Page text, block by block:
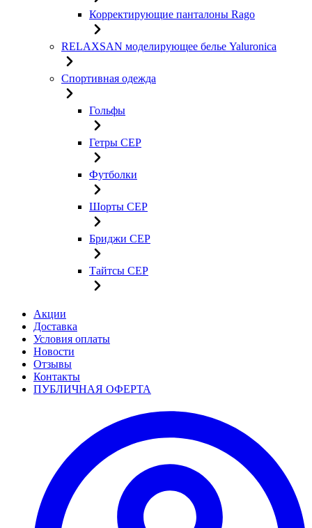
Корректирующие панталоны Rago
RELAXSAN моделирующее белье Yaluroniсa
Спортивная одежда
Гольфы
Гетры CEP
Футболки
Шорты CEP
Бриджи CEP
Тайтсы CEP
Акции
Доставка
Условия оплаты
Новости
Отзывы
Контакты
ПУБЛИЧНАЯ ОФЕРТА